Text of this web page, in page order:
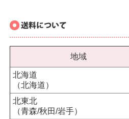
地域
北海道
（北海道）
北東北
（青森/秋田/岩手）